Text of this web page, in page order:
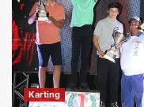
Karting